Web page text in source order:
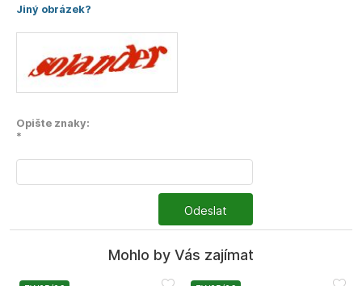
Jiný obrázek?
Opište znaky:
*
Odeslat
Mohlo by Vás zajímat